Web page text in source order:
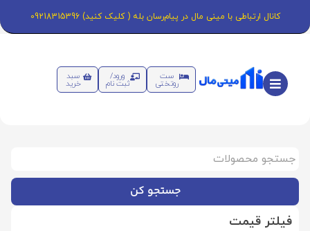
کانال ارتباطی با مینی مال در پیام‌رسان بله ( کلیک کنید) 09218315396
ست
روتختی
ورود/
ثبت نام
سبد
خرید
جستجو کن
فیلتر قیمت